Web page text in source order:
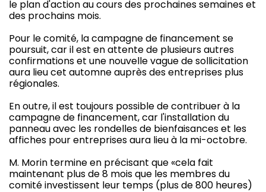
le plan d'action au cours des prochaines semaines et
des prochains mois.
Pour le comité, la campagne de financement se
poursuit, car il est en attente de plusieurs autres
confirmations et une nouvelle vague de sollicitation
aura lieu cet automne auprès des entreprises plus
régionales.
En outre, il est toujours possible de contribuer à la
campagne de financement, car l'installation du
panneau avec les rondelles de bienfaisances et les
affiches pour entreprises aura lieu à la mi-octobre.
M. Morin termine en précisant que «cela fait
maintenant plus de 8 mois que les membres du
comité investissent leur temps (plus de 800 heures)